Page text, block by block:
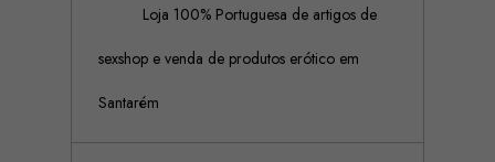
Loja 100% Portuguesa de artigos de
sexshop e venda de produtos erótico em
Santarém